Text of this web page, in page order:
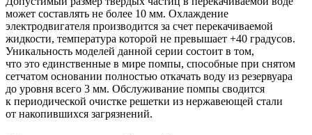
может составлять не более 10 мм. Охлаждение
электродвигателя производится за счет перекачиваемой
жидкости, температура которой не превышает +40 градусов.
Уникальность моделей данной серии состоит в том,
что это единственные в мире помпы, способные при снятом
сетчатом основании полностью откачать воду из резервуара
до уровня всего 3 мм. Обслуживание помпы сводится
к периодической очистке решетки из нержавеющей стали
от накопившихся загрязнений.